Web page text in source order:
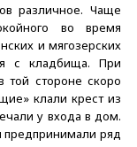
различное. Чаще
во время
и мягозерских
с кладбища. При
той стороне скоро
клали крест из
у входа в дом.
предпринимали ряд